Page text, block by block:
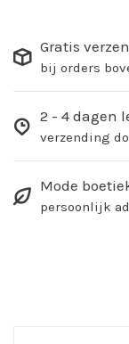
Gratis
bij orders
2 - 4 dagen
verzending
Mode
persoonlijk